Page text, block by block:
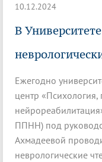
10.12.2024
В
Ежегодно
центр «Психология,
ППНН) под
Ахмадеевой
неврологические